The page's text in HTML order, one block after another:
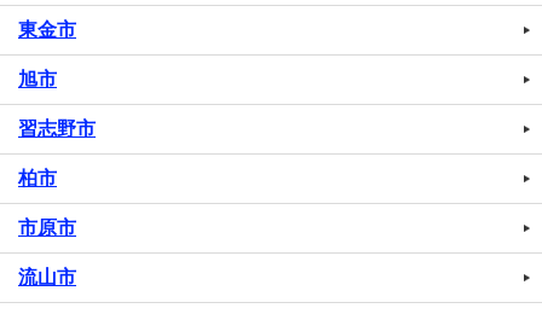
東金市
旭市
習志野市
柏市
市原市
流山市